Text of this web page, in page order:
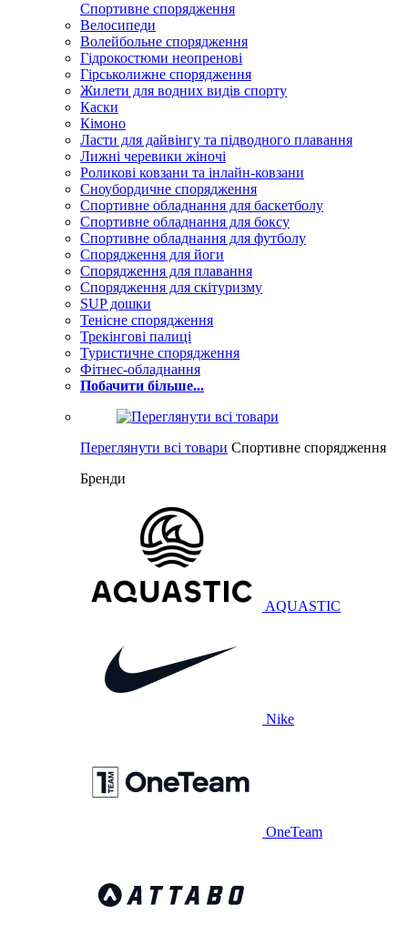
Спортивне спорядження
Велосипеди
Волейбольне спорядження
Гідрокостюми неопренові
Гірськолижне спорядження
Жилети для водних видів спорту
Каски
Кімоно
Ласти для дайвінгу та підводного плавання
Лижні черевики жіночі
Роликові ковзани та інлайн-ковзани
Сноубордичне спорядження
Спортивне обладнання для баскетболу
Спортивне обладнання для боксу
Спортивне обладнання для футболу
Спорядження для йоги
Спорядження для плавання
Спорядження для скітуризму
SUP дошки
Тенісне спорядження
Трекінгові палиці
Туристичне спорядження
Фітнес-обладнання
Побачити більше...
Переглянути всі товари Спортивне спорядження
Бренди
AQUASTIC
Nike
OneTeam